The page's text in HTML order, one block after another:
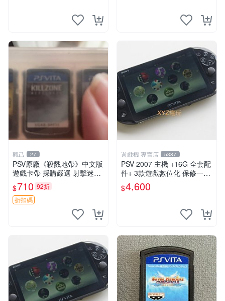
觀己 27
PSV原廠《殺戮地帶》中文版
遊戲卡帶 採購嚴選 射擊迷必
備 成色尚佳 插入即玩 殺戮地
帶 PSV 射擊 游戲
$710 92折
折扣碼
遊戲機 專賣店 5387
PSV 2007 主機 +16G 全套配
件+ 3款遊戲數位化 保修一年
品質有保障
$4,600